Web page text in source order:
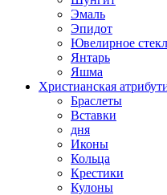
Эмаль
Эпидот
Ювелирное
Янтарь
Яшма
Христианская
Браслеты
Вставки
дня
Иконы
Кольца
Крестики
Кулоны